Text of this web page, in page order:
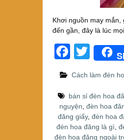
Khơi nguồn may
đến gần, đây là lúc
F
c
e
b
o
T
tt
er
Cách làm đèn
bán sỉ đèn hoa
nguyện đèn hoa
đăng giấy, đèn hoa
đèn hoa đăng là gì
đèn hoa đăng ngoài